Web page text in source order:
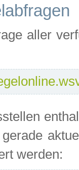
aller
werden: